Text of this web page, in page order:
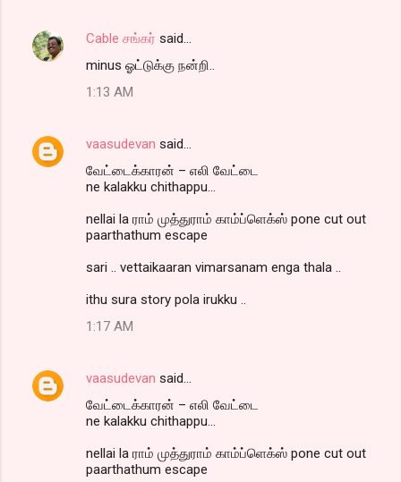
Cable சங்கர் said…
minus ஓட்டுக்கு நன்றி..
1:13 AM
vaasudevan said…
வேட்டைக்காரன் – எலி வேட்டை
ne kalakku chithappu...
nellai la ராம் முத்துராம் காம்ப்ளெக்ஸ் pone cut out
paarthathum escape
sari .. vettaikaaran vimarsanam enga thala ..
ithu sura story pola irukku ..
1:17 AM
vaasudevan said…
வேட்டைக்காரன் – எலி வேட்டை
ne kalakku chithappu...
nellai la ராம் முத்துராம் காம்ப்ளெக்ஸ் pone cut out
paarthathum escape